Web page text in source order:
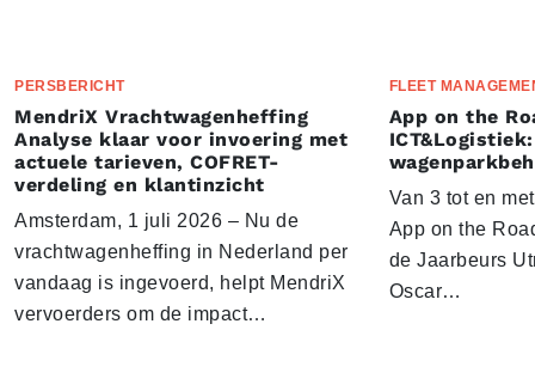
PERSBERICHT
MendriX Vrachtwagenheffing
Analyse klaar voor invoering met
actuele tarieven, COFRET-
verdeling en klantinzicht
Amsterdam, 1 juli 2026 – Nu de
vrachtwagenheffing in Nederland per
vandaag is ingevoerd, helpt MendriX
vervoerders om de impact…
FLEET
App on the
Van 3 tot en
App on the
de Jaarbeurs
Oscar…